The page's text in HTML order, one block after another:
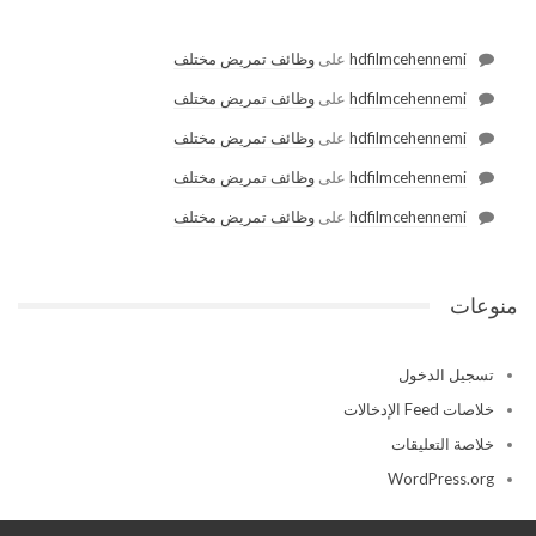
hdfilmcehennemi على وظائف تمريض مختلف
hdfilmcehennemi على وظائف تمريض مختلف
hdfilmcehennemi على وظائف تمريض مختلف
hdfilmcehennemi على وظائف تمريض مختلف
hdfilmcehennemi على وظائف تمريض مختلف
منوعات
تسجيل الدخول
خلاصات Feed الإدخالات
خلاصة التعليقات
WordPress.org